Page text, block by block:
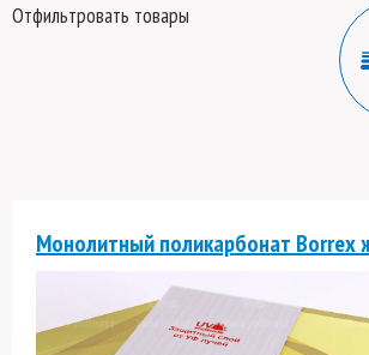
Отфильтровать товары
Монолитный поликарбонат Borrex